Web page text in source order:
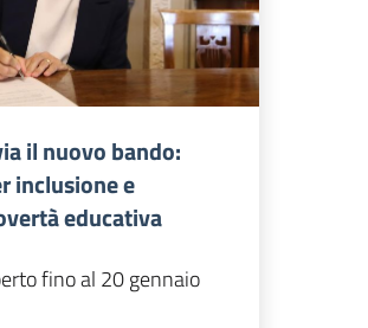
il nuovo bando:
inclusione e
educativa
fino al 20 gennaio